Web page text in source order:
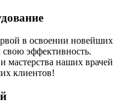
в освоении новейших
эффективность.
мастерства наших врачей
клиентов!